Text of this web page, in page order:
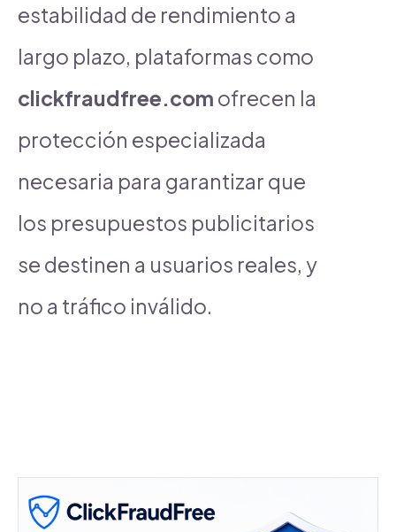
estabilidad de rendimiento a
largo plazo, plataformas como
clickfraudfree.com ofrecen la
protección especializada
necesaria para garantizar que
los presupuestos publicitarios
se destinen a usuarios reales, y
no a tráfico inválido.